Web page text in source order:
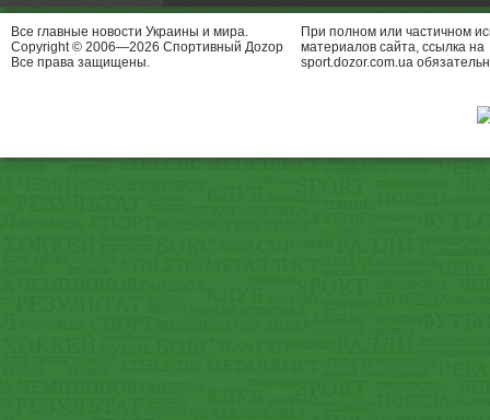
Все главные новости Украины и мира.
Copyright © 2006—2026 Спортивный Доzор
Все права защищены.
При полном или частичном
материалов сайта, ссылка на
sport.dozor.com.ua